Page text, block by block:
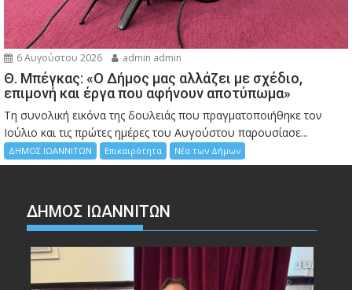
6 Αυγούστου 2026 admin admin
Θ. Μπέγκας: «Ο Δήμος μας αλλάζει με σχέδιο,
επιμονή και έργα που αφήνουν αποτύπωμα»
Τη συνολική εικόνα της δουλειάς που πραγματοποιήθηκε τον
Ιούλιο και τις πρώτες ημέρες του Αυγούστου παρουσίασε...
ΔΗΜΟΣ ΙΩΑΝΝΙΤΩΝ Επικαιρότητα Νέα των Δήμων
ΔΗΜΟΣ ΙΩΑΝΝΙΤΩΝ